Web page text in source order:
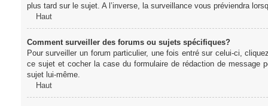
plus tard sur le sujet. A l’inverse, la surveillance vous préviendra
Haut
Comment surveiller des forums ou sujets spécifiques?
Pour surveiller un forum particulier, une fois entré sur celui-ci,
ce sujet et cocher la case du formulaire de rédaction de message
sujet lui-même.
Haut